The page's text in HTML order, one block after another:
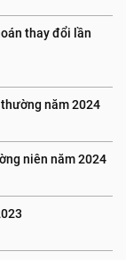
thay đổi lần
năm 2024
niên năm 2024